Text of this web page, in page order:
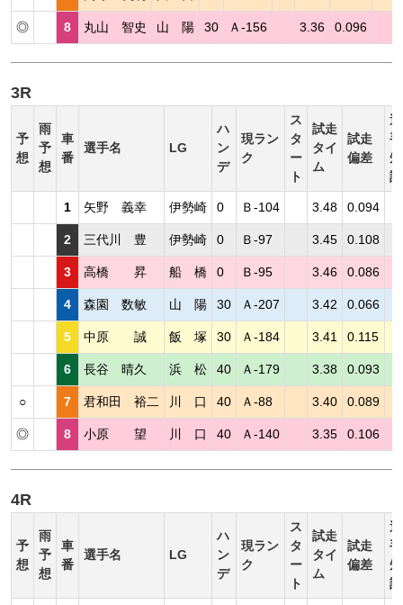
◎ 8 丸山 智史 山 陽 30 Ａ-156 3.36 0.096
3R
予
想
雨
予
想
車
番
選手名 LG
ハ
ン
デ
現ラン
ク
ス
タ
ー
ト
試走
タイ
ム
試走
偏差
選
手
短
評
1 矢野 義幸 伊勢崎 0 Ｂ-104 3.48 0.094
2 三代川 豊 伊勢崎 0 Ｂ-97 3.45 0.108
3 高橋 昇 船 橋 0 Ｂ-95 3.46 0.086
4 森園 数敏 山 陽 30 Ａ-207 3.42 0.066
5 中原 誠 飯 塚 30 Ａ-184 3.41 0.115
6 長谷 晴久 浜 松 40 Ａ-179 3.38 0.093
○ 7 君和田 裕二 川 口 40 Ａ-88 3.40 0.089
◎ 8 小原 望 川 口 40 Ａ-140 3.35 0.106
4R
予
想
雨
予
想
車
番
選手名 LG
ハ
ン
デ
現ラン
ク
ス
タ
ー
ト
試走
タイ
ム
試走
偏差
選
手
短
評